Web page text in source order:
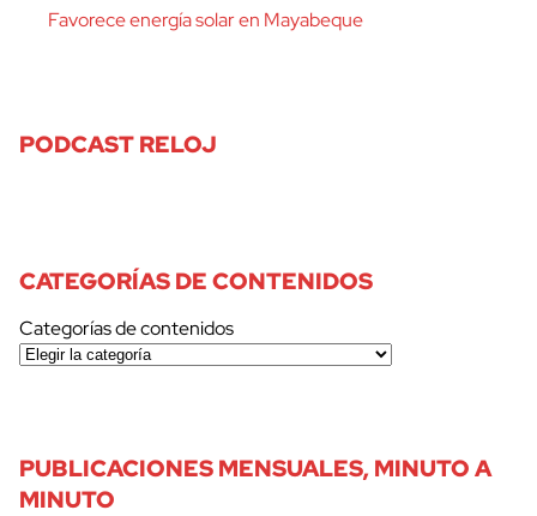
Favorece energía solar en Mayabeque
PODCAST RELOJ
CATEGORÍAS DE CONTENIDOS
Categorías de contenidos
PUBLICACIONES MENSUALES, MINUTO A
MINUTO